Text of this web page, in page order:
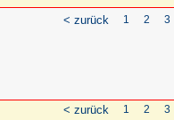
< zurück 1 2 3
< zurück 1 2 3